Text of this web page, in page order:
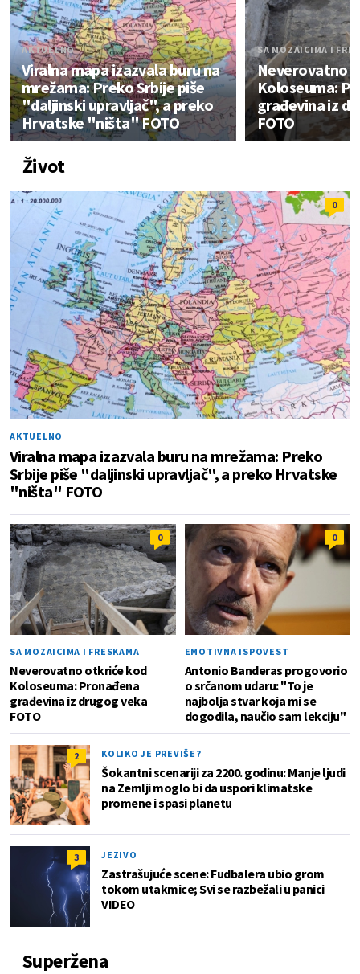
AKTUELNO
Viralna mapa izazvala buru na
mrežama: Preko Srbije piše
"daljinski upravljač", a preko
Hrvatske "ništa" FOTO
SA MOZAICIMA I
Neverovatno
Koloseuma:
građevina iz
FOTO
Život
0
AKTUELNO
Viralna mapa izazvala buru na mrežama: Preko
Srbije piše "daljinski upravljač", a preko Hrvatske
"ništa" FOTO
0
SA MOZAICIMA I FRESKAMA
Neverovatno otkriće kod
Koloseuma: Pronađena
građevina iz drugog veka
FOTO
0
EMOTIVNA ISPOVEST
Antonio Banderas progovorio
o srčanom udaru: "To je
najbolja stvar koja mi se
dogodila, naučio sam lekciju"
2 KOLIKO JE PREVIŠE?
Šokantni scenariji za 2200. godinu: Manje ljudi
na Zemlji moglo bi da uspori klimatske
promene i spasi planetu
3 JEZIVO
Zastrašujuće scene: Fudbalera ubio grom
tokom utakmice; Svi se razbežali u panici
VIDEO
Superžena